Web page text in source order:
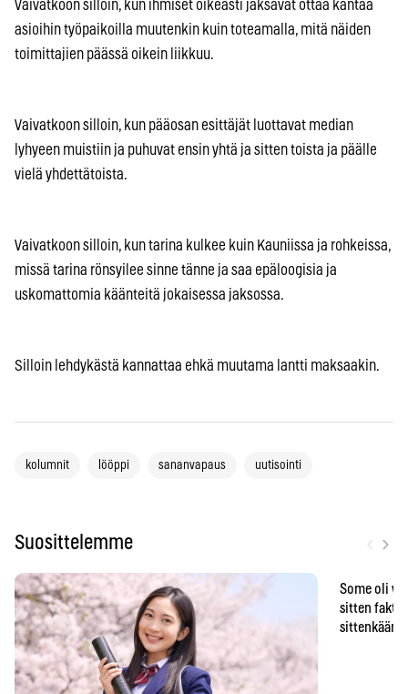
Vaivatkoon silloin, kun ihmiset oikeasti jaksavat ottaa kantaa
asioihin työpaikoilla muutenkin kuin toteamalla, mitä näiden
toimittajien päässä oikein liikkuu.
Vaivatkoon silloin, kun pääosan esittäjät luottavat median
lyhyeen muistiin ja puhuvat ensin yhtä ja sitten toista ja päälle
vielä yhdettätoista.
Vaivatkoon silloin, kun tarina kulkee kuin Kauniissa ja rohkeissa,
missä tarina rönsyilee sinne tänne ja saa epäloogisia ja
uskomattomia käänteitä jokaisessa jaksossa.
Silloin lehdykästä kannattaa ehkä muutama lantti maksaakin.
kolumnit lööppi sananvapaus uutisointi
Suosittelemme ›
Some oli
sitten
sittenkään